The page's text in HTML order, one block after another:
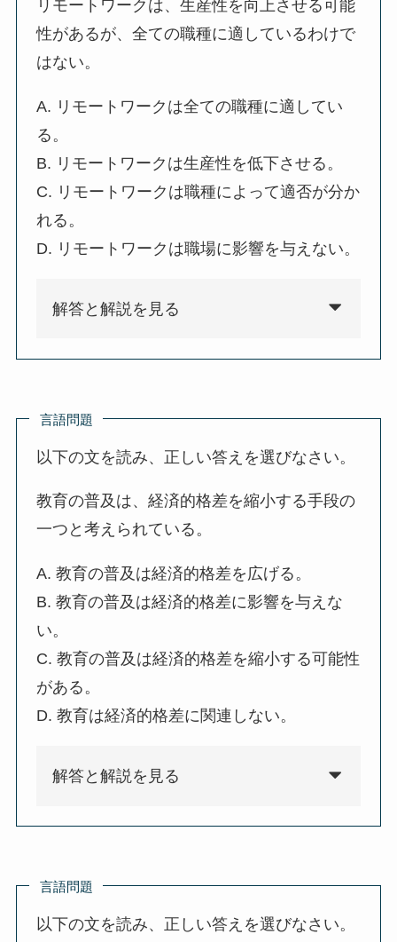
リモートワークは、生産性を向上させる可能
性があるが、全ての職種に適しているわけで
はない。
A. リモートワークは全ての職種に適してい
る。
B. リモートワークは生産性を低下させる。
C. リモートワークは職種によって適否が分か
れる。
D. リモートワークは職場に影響を与えない。
解答と解説を見る
言語問題
以下の文を読み、正しい答えを選びなさい。
教育の普及は、経済的格差を縮小する手段の
一つと考えられている。
A. 教育の普及は経済的格差を広げる。
B. 教育の普及は経済的格差に影響を与えな
い。
C. 教育の普及は経済的格差を縮小する可能性
がある。
D. 教育は経済的格差に関連しない。
解答と解説を見る
言語問題
以下の文を読み、正しい答えを選びなさい。